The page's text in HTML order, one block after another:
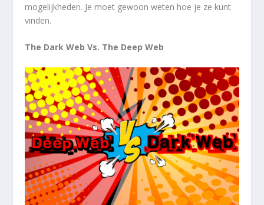
mogelijkheden. Je moet gewoon weten hoe je ze kunt
vinden.
The Dark Web Vs. The Deep Web